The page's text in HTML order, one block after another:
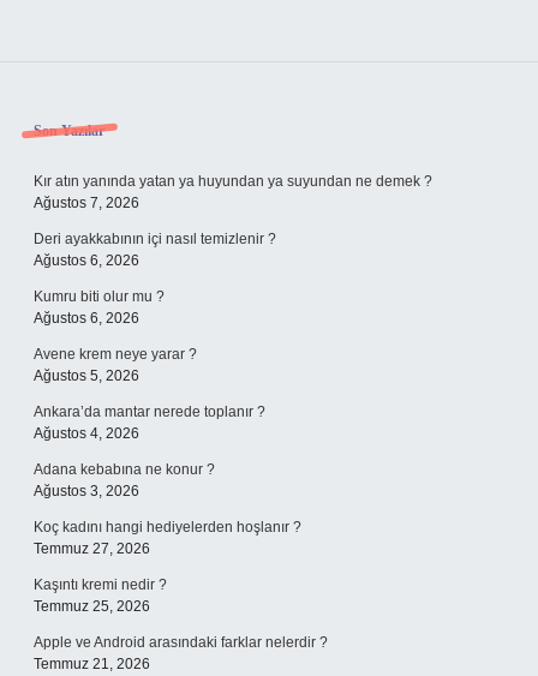
Sidebar
Son Yazılar
Kır atın yanında yatan ya huyundan ya suyundan ne demek ?
Ağustos 7, 2026
Deri ayakkabının içi nasıl temizlenir ?
Ağustos 6, 2026
Kumru biti olur mu ?
Ağustos 6, 2026
Avene krem neye yarar ?
Ağustos 5, 2026
Ankara’da mantar nerede toplanır ?
Ağustos 4, 2026
Adana kebabına ne konur ?
Ağustos 3, 2026
Koç kadını hangi hediyelerden hoşlanır ?
Temmuz 27, 2026
Kaşıntı kremi nedir ?
Temmuz 25, 2026
Apple ve Android arasındaki farklar nelerdir ?
Temmuz 21, 2026